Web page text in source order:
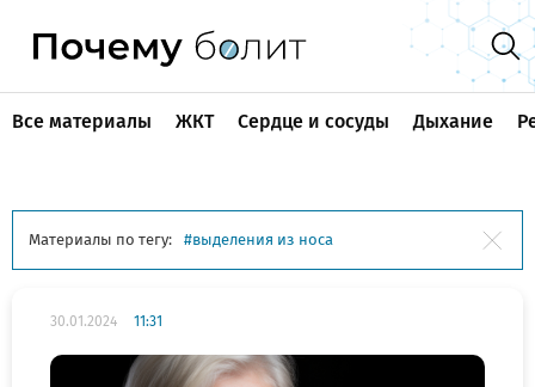
Все материалы ЖКТ Сердце и сосуды Дыхание
Материалы по тегу: выделения из носа
30.01.2024 11:31